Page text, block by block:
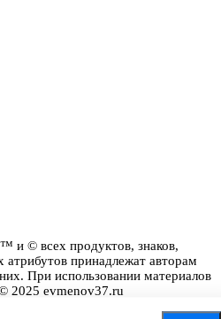
и © всех продуктов, знаков,
принадлежат авторам
При использовании материалов
© 2025 evmenov37.ru